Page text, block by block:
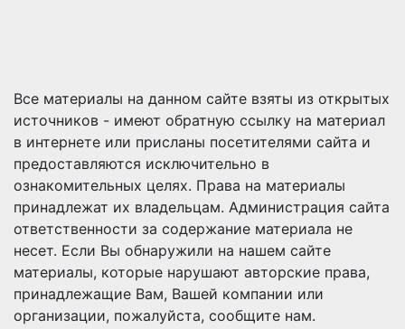
Все материалы на данном сайте взяты из открытых
источников - имеют обратную ссылку на материал
в интернете или присланы посетителями сайта и
предоставляются исключительно в
ознакомительных целях. Права на материалы
принадлежат их владельцам. Администрация сайта
ответственности за содержание материала не
несет. Если Вы обнаружили на нашем сайте
материалы, которые нарушают авторские права,
принадлежащие Вам, Вашей компании или
организации, пожалуйста, сообщите нам.